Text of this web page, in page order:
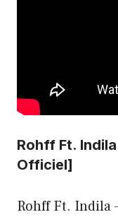
Rohff Ft.
Officiel]
Rohff Ft. Indila